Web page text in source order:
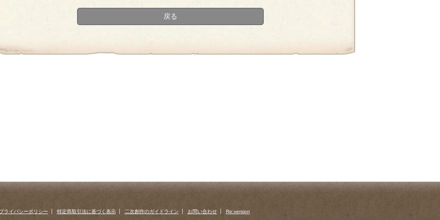
戻る
ライバシーポリシー 特定商取引法に基づく表示 二次創作のガイドライン お問い合わせ Re:version